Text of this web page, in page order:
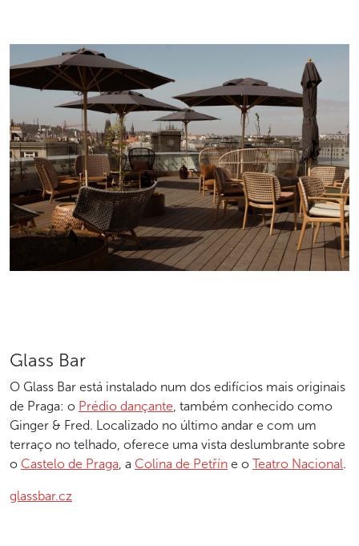
Glass Bar
O Glass Bar está instalado num dos edifícios mais originais
de Praga: o Prédio dançante , também conhecido como
Ginger & Fred. Localizado no último andar e com um
terraço no telhado, oferece uma vista deslumbrante sobre
o Castelo de Praga , a Colina de Petřín e o Teatro Nacional.
glassbar.cz